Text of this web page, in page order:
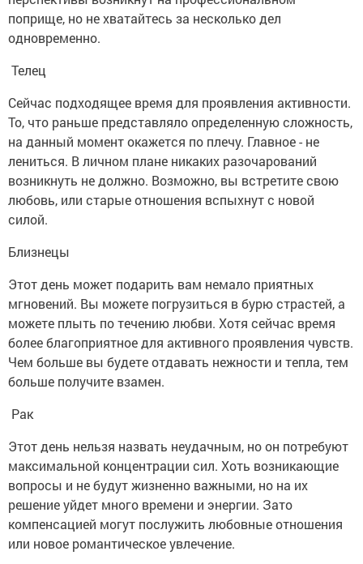
поприще, но не хватайтесь за несколько дел
одновременно.
Телец
Сейчас подходящее время для проявления активности.
То, что раньше представляло определенную сложность,
на данный момент окажется по плечу. Главное - не
лениться. В личном плане никаких разочарований
возникнуть не должно. Возможно, вы встретите свою
любовь, или старые отношения вспыхнут с новой
силой.
Близнецы
Этот день может подарить вам немало приятных
мгновений. Вы можете погрузиться в бурю страстей, а
можете плыть по течению любви. Хотя сейчас время
более благоприятное для активного проявления чувств.
Чем больше вы будете отдавать нежности и тепла, тем
больше получите взамен.
Рак
Этот день нельзя назвать неудачным, но он потребуют
максимальной концентрации сил. Хоть возникающие
вопросы и не будут жизненно важными, но на их
решение уйдет много времени и энергии. Зато
компенсацией могут послужить любовные отношения
или новое романтическое увлечение.